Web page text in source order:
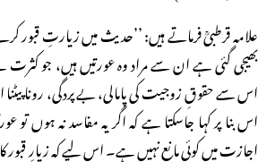
علامہ قرطبیؒ فرماتے ہیں: ’’حدیث میں زیارتِ قبور
بھیجی گئی ہے ان سے مراد وہ عورتیں ہیں، جو
اس سے حقوقِ زوجیت کی پامالی، بے پردگی، رونا پیٹنا
اس بنا پر کہا جاسکتا ہے کہ اگر یہ مفاسد نہ ہوں
اجازت میں کوئی مانع نہیں ہے۔ اس لیے کہ زیارِ قبور